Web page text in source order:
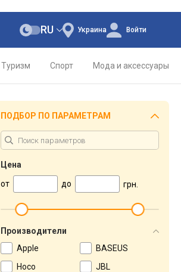
Украина
RU Войти
Туризм Спорт Мода и аксессуары
ПОДБОР ПО ПАРАМЕТРАМ
Цена
от
до грн.
Производители
Apple
BASEUS
Hoco
JBL